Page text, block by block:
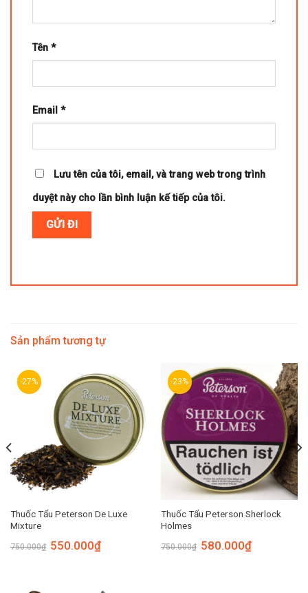
Tên *
Email *
Lưu tên của tôi, email, và trang web trong trình
duyệt này cho lần bình luận kế tiếp của tôi.
Sản phẩm tương tự
-27%
Thuốc Tẩu Peterson De Luxe
Mixture
750.000₫ 550.000₫
-23%
Thuốc Tẩu Peterson Sherlock
Holmes
750.000₫ 580.000₫